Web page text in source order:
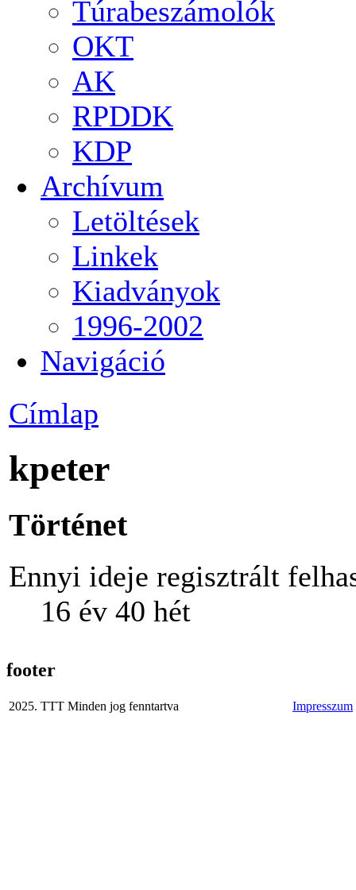
Túrabeszámolók
OKT
AK
RPDDK
KDP
Archívum
Letöltések
Linkek
Kiadványok
1996-2002
Navigáció
Címlap
kpeter
Történet
Ennyi ideje regisztrált
16 év 40 hét
footer
2025. TTT Minden jog fenntartva Impresszum